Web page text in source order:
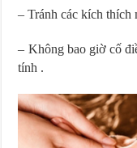
– Tránh các kích thích
– Không bao giờ cố
tính .